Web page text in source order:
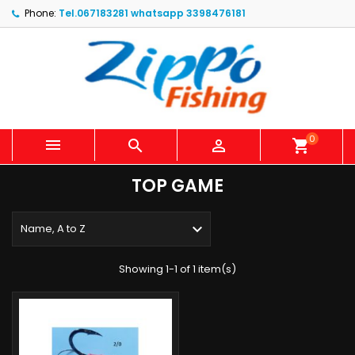
Phone: Tel.067183281 whatsapp 3398476181
   shopping_cart0
TOP GAME
Name, A to Z 
Showing 1-1 of 1 item(s)